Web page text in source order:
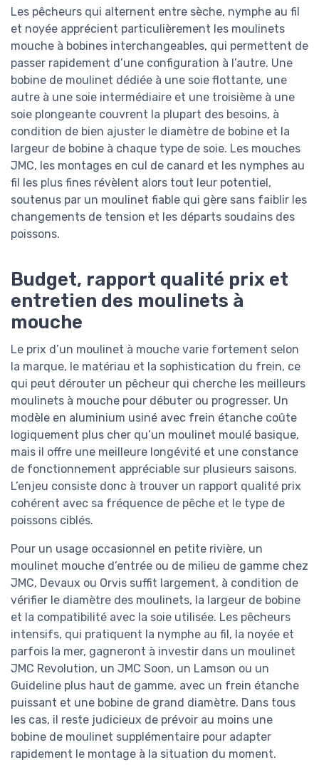
Les pêcheurs qui alternent entre sèche, nymphe au fil
et noyée apprécient particulièrement les moulinets
mouche à bobines interchangeables, qui permettent de
passer rapidement d’une configuration à l’autre. Une
bobine de moulinet dédiée à une soie flottante, une
autre à une soie intermédiaire et une troisième à une
soie plongeante couvrent la plupart des besoins, à
condition de bien ajuster le diamètre de bobine et la
largeur de bobine à chaque type de soie. Les mouches
JMC, les montages en cul de canard et les nymphes au
fil les plus fines révèlent alors tout leur potentiel,
soutenus par un moulinet fiable qui gère sans faiblir les
changements de tension et les départs soudains des
poissons.
Budget, rapport qualité prix et
entretien des moulinets à
mouche
Le prix d’un moulinet à mouche varie fortement selon
la marque, le matériau et la sophistication du frein, ce
qui peut dérouter un pêcheur qui cherche les meilleurs
moulinets à mouche pour débuter ou progresser. Un
modèle en aluminium usiné avec frein étanche coûte
logiquement plus cher qu’un moulinet moulé basique,
mais il offre une meilleure longévité et une constance
de fonctionnement appréciable sur plusieurs saisons.
L’enjeu consiste donc à trouver un rapport qualité prix
cohérent avec sa fréquence de pêche et le type de
poissons ciblés.
Pour un usage occasionnel en petite rivière, un
moulinet mouche d’entrée ou de milieu de gamme chez
JMC, Devaux ou Orvis suffit largement, à condition de
vérifier le diamètre des moulinets, la largeur de bobine
et la compatibilité avec la soie utilisée. Les pêcheurs
intensifs, qui pratiquent la nymphe au fil, la noyée et
parfois la mer, gagneront à investir dans un moulinet
JMC Revolution, un JMC Soon, un Lamson ou un
Guideline plus haut de gamme, avec un frein étanche
puissant et une bobine de grand diamètre. Dans tous
les cas, il reste judicieux de prévoir au moins une
bobine de moulinet supplémentaire pour adapter
rapidement le montage à la situation du moment.